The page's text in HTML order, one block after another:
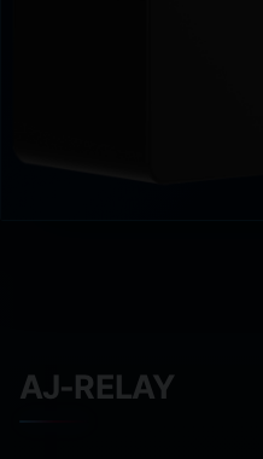
AJ-RELAY